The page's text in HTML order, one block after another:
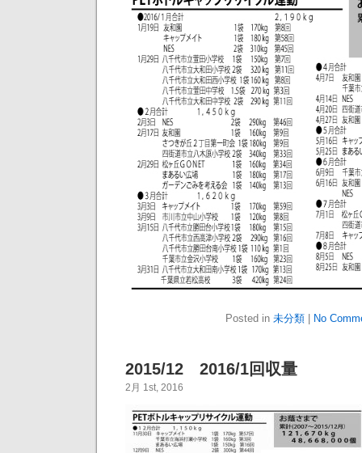
Posted in 未分類| No
2015/12 2016/1回収量
2月 1st, 2016